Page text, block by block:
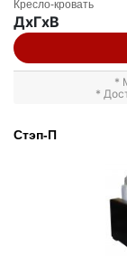
Кресло-кровать
ДxГxВ
*
*
Стэп-П